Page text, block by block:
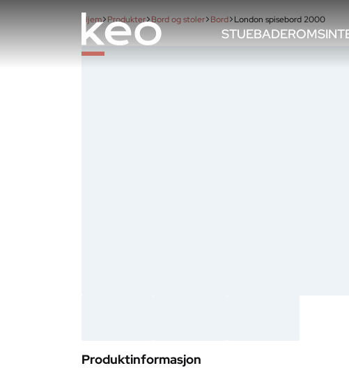
STUE
Hjem Produkter Bord og stoler Bord London spisebord 2000
Produktinformasjon